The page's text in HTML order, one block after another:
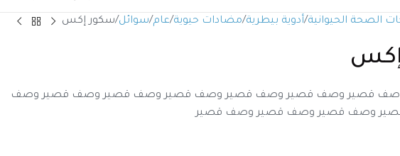
الصحة الحيوانية أدوية بيطرية مضادات حيوية عام سوائل سكور إكس
قصير وصف قصير وصف قصير وصف قصير وصف قصير وصف قصير وصف
وصف قصير وصف قصير وصف قصير